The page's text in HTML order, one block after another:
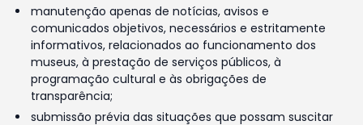
manutenção apenas de notícias, avisos e
comunicados objetivos, necessários e estritamente
informativos, relacionados ao funcionamento dos
museus, à prestação de serviços públicos, à
programação cultural e às obrigações de
transparência;
submissão prévia das situações que possam suscitar